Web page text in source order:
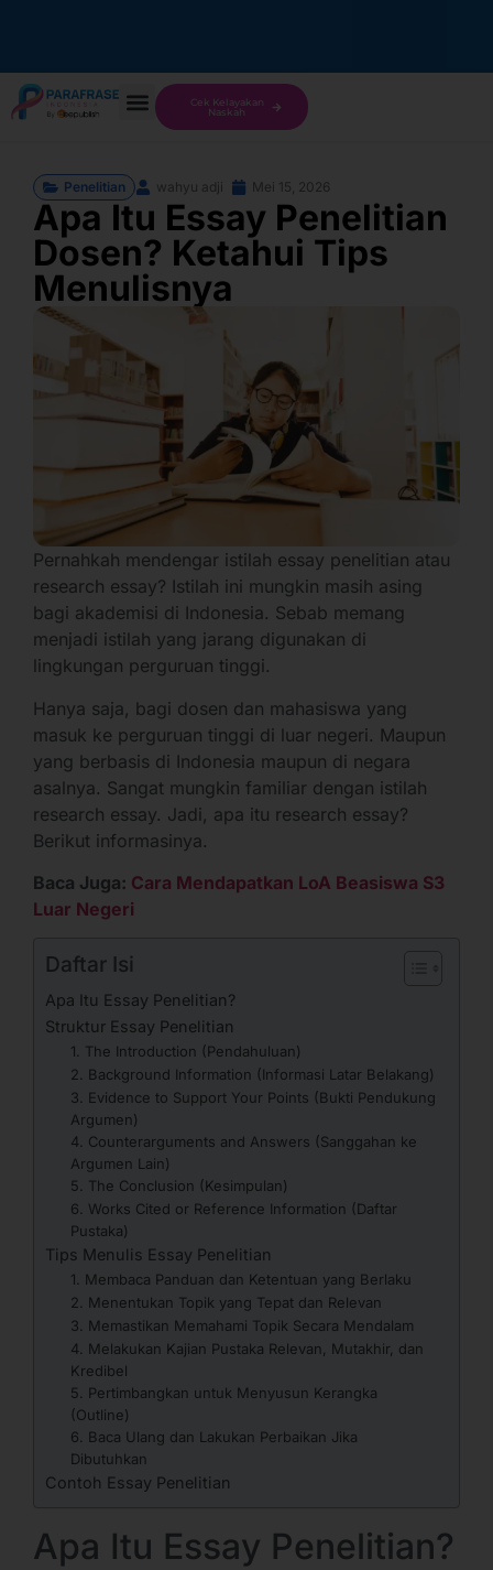
Cek Kelayakan
Naskah
Penelitian wahyu adji Mei 15, 2026
Apa Itu Essay Penelitian
Dosen? Ketahui Tips
Menulisnya
Pernahkah mendengar istilah essay penelitian atau
research essay? Istilah ini mungkin masih asing
bagi akademisi di Indonesia. Sebab memang
menjadi istilah yang jarang digunakan di
lingkungan perguruan tinggi.
Hanya saja, bagi dosen dan mahasiswa yang
masuk ke perguruan tinggi di luar negeri. Maupun
yang berbasis di Indonesia maupun di negara
asalnya. Sangat mungkin familiar dengan istilah
research essay. Jadi, apa itu research essay?
Berikut informasinya.
Baca Juga: Cara Mendapatkan LoA Beasiswa S3
Luar Negeri
Daftar Isi
Apa Itu Essay Penelitian?
Struktur Essay Penelitian
1. The Introduction (Pendahuluan)
2. Background Information (Informasi Latar Belakang)
3. Evidence to Support Your Points (Bukti Pendukung
Argumen)
4. Counterarguments and Answers (Sanggahan ke
Argumen Lain)
5. The Conclusion (Kesimpulan)
6. Works Cited or Reference Information (Daftar
Pustaka)
Tips Menulis Essay Penelitian
1. Membaca Panduan dan Ketentuan yang Berlaku
2. Menentukan Topik yang Tepat dan Relevan
3. Memastikan Memahami Topik Secara Mendalam
4. Melakukan Kajian Pustaka Relevan, Mutakhir, dan
Kredibel
5. Pertimbangkan untuk Menyusun Kerangka
(Outline)
6. Baca Ulang dan Lakukan Perbaikan Jika
Dibutuhkan
Contoh Essay Penelitian
Apa Itu Essay Penelitian?